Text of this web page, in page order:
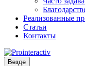
Реализованные
Статьи
Контакты
Везде